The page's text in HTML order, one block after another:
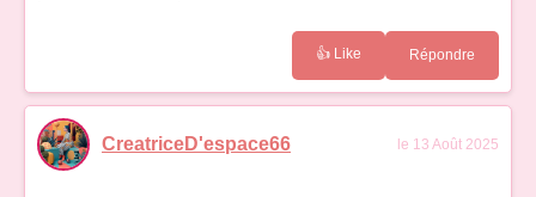
👍 Like Répondre
CreatriceD'espace66 le 13 Août 2025